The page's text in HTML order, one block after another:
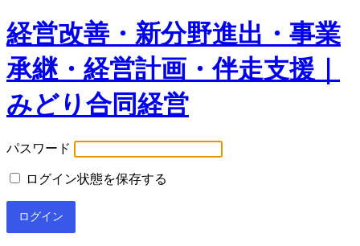
経営改善・新分野進出・事業
承継・経営計画・伴走支援｜
みどり合同経営
パスワード
ログイン状態を保存する